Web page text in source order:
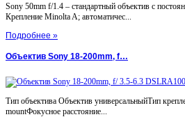
Sony 50mm f/1.4 – стандартный объектив с
Крепление Minolta A; автоматичес...
Подробнее »
Объектив Sony 18-200mm, f…
Тип объектива Объектив универсальныйТип
mountФокусное расстояние...